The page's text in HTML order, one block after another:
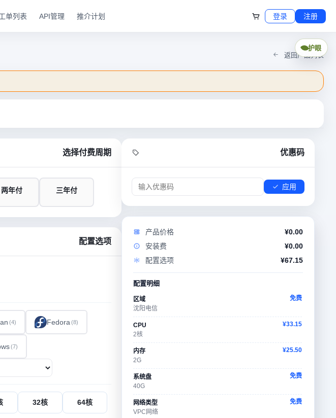
单列表 API管理 推介计划 登录 注册
返回产品列表
选择付费周期
两年付 三年付
配置选项
(4) Fedora (8)
(7)
32核 64核
优惠码
应用
产品价格 ¥0.00
安装费
¥0.00
配置选项
¥67.15
配置明细
区域
沈阳电信
免费
CPU
2核
¥33.15
内存
2G
¥25.50
系统盘
40G
免费
网络类型
VPC网络
免费
护眼